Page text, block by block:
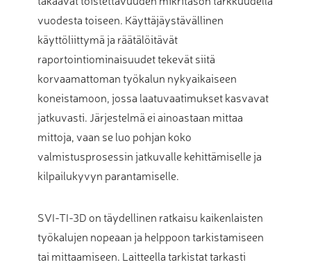
vuodesta toiseen. Käyttäjäystävällinen
käyttöliittymä ja räätälöitävät
raportointiominaisuudet tekevät siitä
korvaamattoman työkalun nykyaikaiseen
koneistamoon, jossa laatuvaatimukset kasvavat
jatkuvasti. Järjestelmä ei ainoastaan mittaa
mittoja, vaan se luo pohjan koko
valmistusprosessin jatkuvalle kehittämiselle ja
kilpailukyvyn parantamiselle.
SVI-TI-3D on täydellinen ratkaisu kaikenlaisten
työkalujen nopeaan ja helppoon tarkistamiseen
tai mittaamiseen. Laitteella tarkistat tarkasti